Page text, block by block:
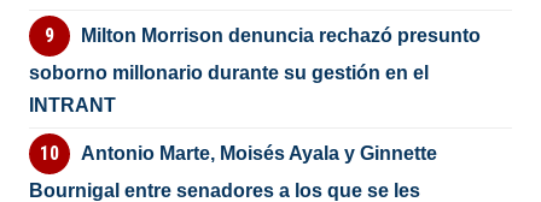
Milton Morrison denuncia rechazó presunto
soborno millonario durante su gestión en el
INTRANT
Antonio Marte, Moisés Ayala y Ginnette
Bournigal entre senadores a los que se les